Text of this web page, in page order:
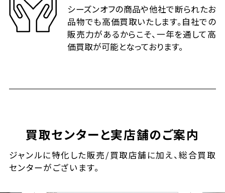
シーズンオフの商品や他社で断られたお
品物でも高価買取いたします。自社での
販売力があるからこそ、一年を通して高
価買取が可能となっております。
買取センターと実店舗のご案内
ジャンルに特化した販売/買取店舗に加え、総合買取
センターがございます。